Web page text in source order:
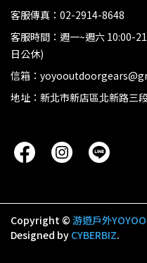
客服傳真：02-2914-8648
客服時間：週一~週六 10:00-
日公休)
信箱：
地址：新北市新店區北新路三
Copyright © 游遊戶外
Designed by CYBERBIZ.